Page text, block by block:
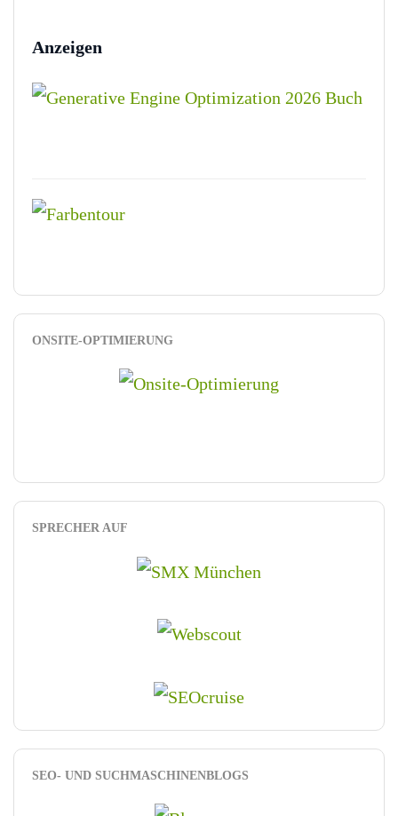
Anzeigen
ONSITE-OPTIMIERUNG
SPRECHER AUF
SEO- UND SUCHMASCHINENBLOGS